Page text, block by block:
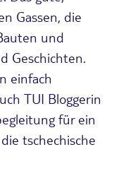
Gassen, die
und
Geschichten.
einfach
TUI Bloggerin
für ein
tschechische